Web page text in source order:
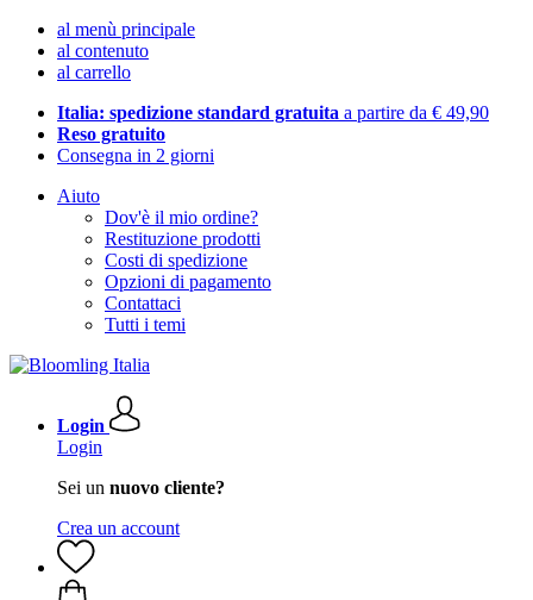
al menù principale
al contenuto
al carrello
Italia: spedizione standard gratuita a partire da € 49,90
Reso gratuito
Consegna in 2 giorni
Aiuto
Dov'è il mio ordine?
Restituzione prodotti
Costi di spedizione
Opzioni di pagamento
Contattaci
Tutti i temi
Login
Login
Sei un nuovo cliente?
Crea un account